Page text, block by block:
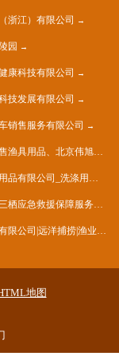
浙江）有限公司
园
康科技有限公司
技发展有限公司
销售服务有限公司
水产养殖、销售渔具用品、北京伟旭水产养殖有限公司
合肥盾腾洗涤用品有限公司_洗涤用品生产_洗涤用品加工
上海浦东新区三栖应急救援保障服务中心
沧州芸桂渔业有限公司|远洋捕捞|渔业捕捞
地图